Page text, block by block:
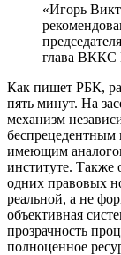
«Игорь
глава ВККС
Как пишет РБК,
пять минут. На
механизм
беспрецедентным
имеющим
институте. Также
одних правовых
реальной, а не
объективная
прозрачность
полноценное